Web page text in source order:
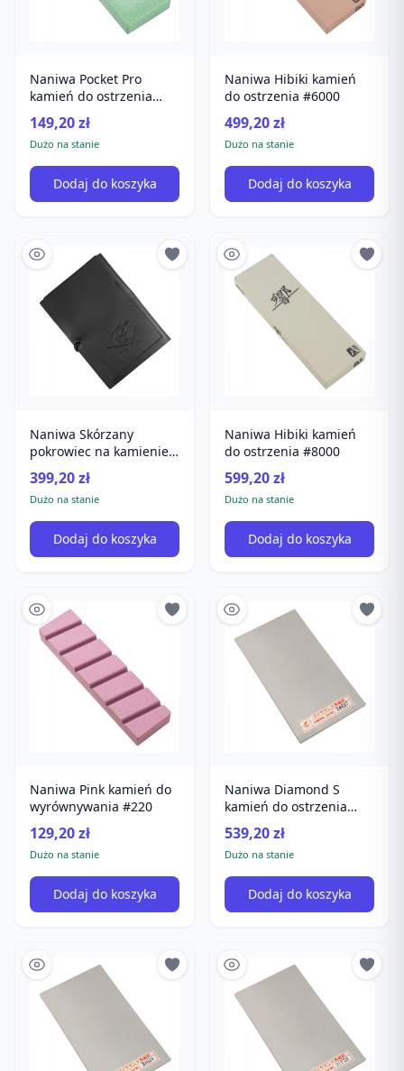
Naniwa Pocket Pro
kamień do ostrzenia
#400
149,20 zł
Dużo na stanie
Dodaj do koszyka
Naniwa Hibiki kamień
do ostrzenia #6000
499,20 zł
Dużo na stanie
Dodaj do koszyka
Naniwa Skórzany
pokrowiec na kamienie
Diamond S
399,20 zł
Dużo na stanie
Dodaj do koszyka
Naniwa Hibiki kamień
do ostrzenia #8000
599,20 zł
Dużo na stanie
Dodaj do koszyka
Naniwa Pink kamień do
wyrównywania #220
129,20 zł
Dużo na stanie
Dodaj do koszyka
Naniwa Diamond S
kamień do ostrzenia
#6000
539,20 zł
Dużo na stanie
Dodaj do koszyka